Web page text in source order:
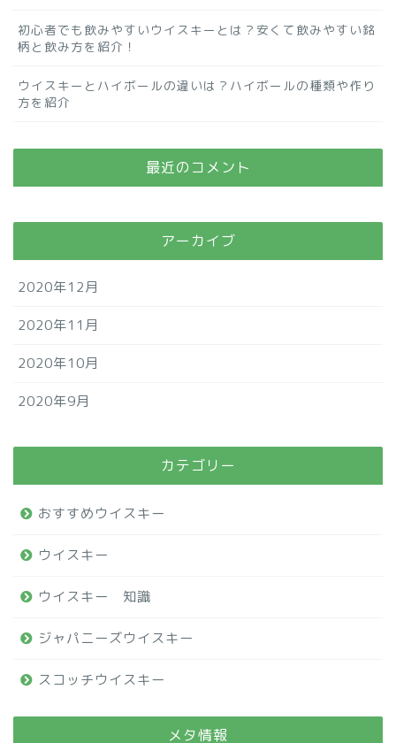
初心者でも飲みやすいウイスキーとは？安くて飲みやすい銘
柄と飲み方を紹介！
ウイスキーとハイボールの違いは？ハイボールの種類や作り
方を紹介
最近のコメント
アーカイブ
2020年12月
2020年11月
2020年10月
2020年9月
カテゴリー
おすすめウイスキー
ウイスキー
ウイスキー 知識
ジャパニーズウイスキー
スコッチウイスキー
メタ情報